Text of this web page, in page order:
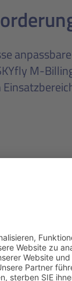
M-
mit den